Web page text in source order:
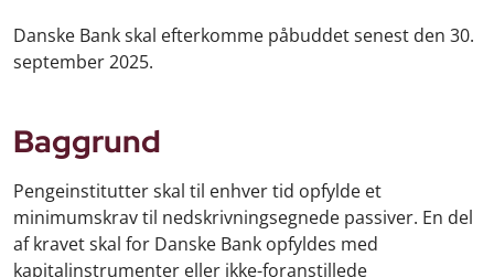
Danske Bank skal efterkomme påbuddet senest den 30.
september 2025.
Baggrund
Pengeinstitutter skal til enhver tid opfylde et
minimumskrav til nedskrivningsegnede passiver. En del
af kravet skal for Danske Bank opfyldes med
kapitalinstrumenter eller ikke-foranstillede